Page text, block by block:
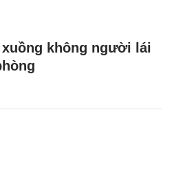
xuồng không người lái